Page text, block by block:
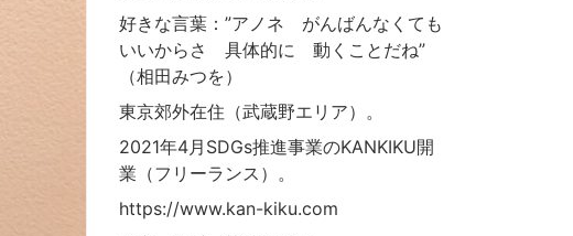
好きな言葉：”アノネ がんばんなくても
いいからさ 具体的に 動くことだね”
（相田みつを）
東京郊外在住（武蔵野エリア）。
2021年4月SDGs推進事業のKANKIKU開
業（フリーランス）。
https://www.kan-kiku.com